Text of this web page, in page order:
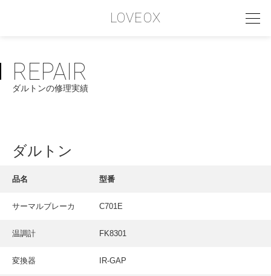
LOVEOX
PHILOSOPHY
フィロソフィー
SERVICE
サービス内容
INTERVIEW
お客様インタビュー
RECRUIT
REPAIR
ダルトンの修理実績
ダルトン
品名 型番
サーマルブレーカ C701E
温調計 FK8301
変換器 IR-GAP